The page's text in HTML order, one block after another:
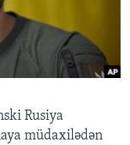
Rusiya
müdaxilədən